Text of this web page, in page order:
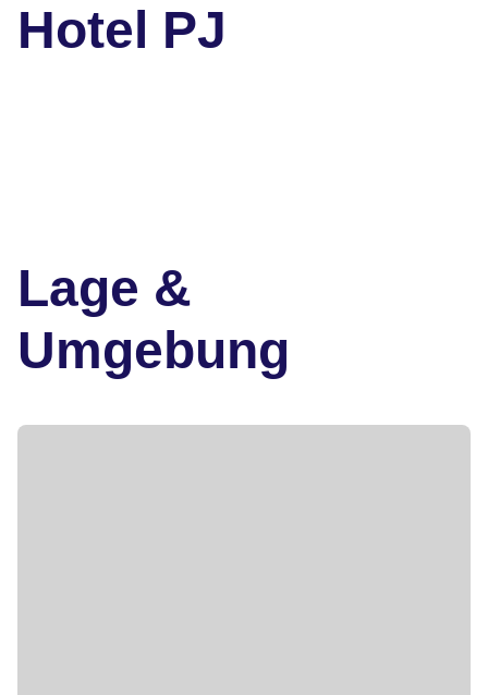
Hotel PJ
Lage &
Umgebung